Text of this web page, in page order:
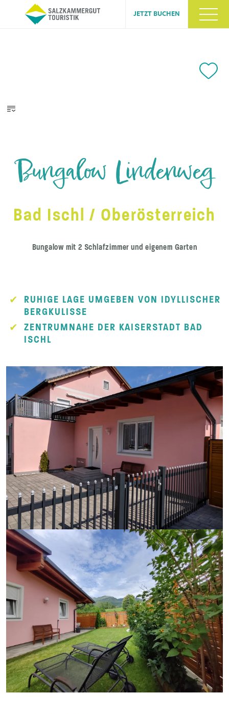
JETZT BUCHEN
Bungalow Lindenweg
Bad Ischl / Oberösterreich
Bungalow mit 2 Schlafzimmer und eigenem Garten
RUHIGE LAGE UMGEBEN VON IDYLLISCHER
BERGKULISSE
ZENTRUMNAHE DER KAISERSTADT BAD
ISCHL